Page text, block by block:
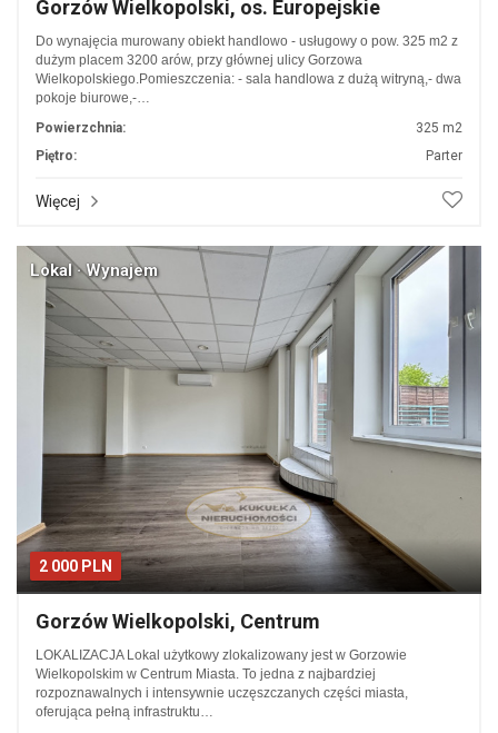
Gorzów Wielkopolski, os. Europejskie
Do wynajęcia murowany obiekt handlowo - usługowy o pow. 325 m2 z
dużym placem 3200 arów, przy głównej ulicy Gorzowa
Wielkopolskiego.Pomieszczenia: - sala handlowa z dużą witryną,- dwa
pokoje biurowe,-…
Powierzchnia:
325 m2
Piętro:
Parter
Więcej
2 000 PLN
Lokal · Wynajem
Gorzów Wielkopolski, Centrum
LOKALIZACJA Lokal użytkowy zlokalizowany jest w Gorzowie
Wielkopolskim w Centrum Miasta. To jedna z najbardziej
rozpoznawalnych i intensywnie uczęszczanych części miasta,
oferująca pełną infrastruktu…